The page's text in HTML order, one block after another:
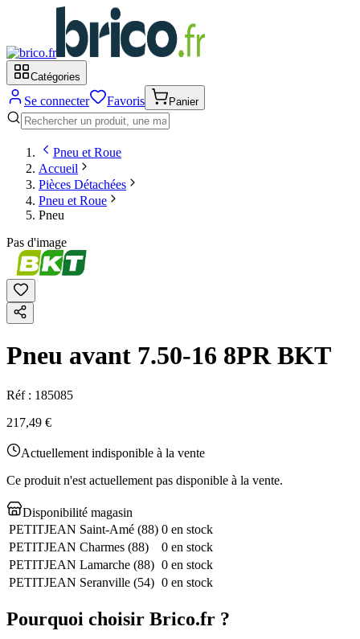
Catégories
Se connecter Favoris Panier
Pneu et Roue
Accueil
Pièces Détachées
Pneu et Roue
Pneu
Pas d'image
Pneu avant 7.50-16 8PR BKT
Réf : 185085
217,49 €
Actuellement indisponible à la vente
Ce produit n'est actuellement pas disponible à la vente.
Disponibilité magasin
PETITJEAN Saint-Amé (88) 0 en stock
PETITJEAN Charmes (88)
0 en stock
PETITJEAN Lamarche (88) 0 en stock
PETITJEAN Seranville (54) 0 en stock
Pourquoi choisir Brico.fr ?